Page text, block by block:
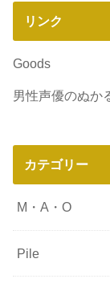
リンク
Goods
男性声優のぬか
カテゴリー
M・A・O
Pile